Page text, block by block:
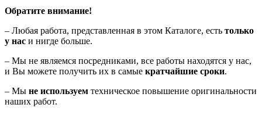
Обратите внимание!
– Любая работа, представленная в этом Каталоге, есть только
у нас и нигде больше.
– Мы не являемся посредниками, все работы находятся у нас,
и Вы можете получить их в самые кратчайшие сроки.
– Мы не используем техническое повышение оригинальности
наших работ.